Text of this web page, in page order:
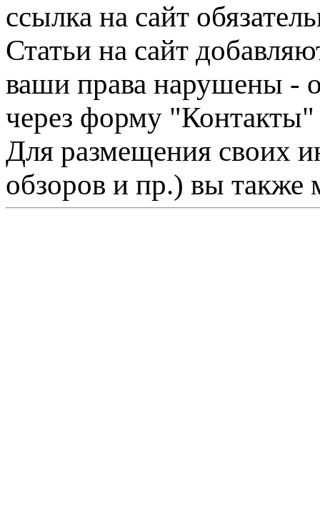
ссылка на сайт
Статьи на сайт
ваши права нарушены -
через форму "Контакты"
Для размещения своих
обзоров и пр.) вы также